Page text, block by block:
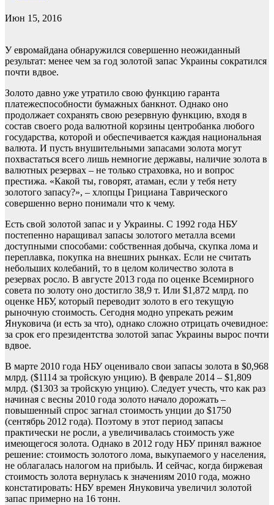
Июн 15, 2016
У евромайдана обнаружился совершенно неожиданный
результат: менее чем за год золотой запас Украины сократился
почти вдвое.
Золото давно уже утратило свою функцию гаранта
платежеспособности бумажных банкнот. Однако оно
продолжает сохранять свою резервную функцию, входя в
состав своего рода валютной корзины центробанка любого
государства, которой и обеспечивается каждая национальная
валюта. И пусть внушительными запасами золота могут
похвастаться всего лишь немногие державы, наличие золота в
валютных резервах – не только страховка, но и вопрос
престижа. «Какой ты, говорят, атаман, если у тебя нету
золотого запасу?», – хлопцы Грициана Таврического
совершенно верно понимали что к чему.
Есть свой золотой запас и у Украины. С 1992 года НБУ
постепенно наращивал запасы золотого металла всеми
доступными способами: собственная добыча, скупка лома и
переплавка, покупка на внешних рынках. Если не считать
небольших колебаний, то в целом количество золота в
резервах росло. В августе 2013 года по оценке Всемирного
совета по золоту оно достигло 38,9 т. Или $1,872 млрд. по
оценке НБУ, который переводит золото в его текущую
рыночную стоимость. Сегодня модно упрекать режим
Януковича (и есть за что), однако сложно отрицать очевидное:
за срок его президентства золотой запас Украины вырос почти
вдвое.
В марте 2010 года НБУ оценивало свои запасы золота в $0,968
млрд. ($1114 за тройскую унцию). В феврале 2014 – $1,809
млрд. ($1303 за тройскую унцию). Следует учесть, что как раз
начиная с весны 2010 года золото начало дорожать –
повышенный спрос загнал стоимость унции до $1750
(сентябрь 2012 года). Поэтому в этот период запасы
практически не росли, а увеличивалась стоимость уже
имеющегося золота. Однако в 2012 году НБУ принял важное
решение: стоимость золотого лома, выкупаемого у населения,
не облагалась налогом на прибыль. И сейчас, когда биржевая
стоимость золота вернулась к значениям 2010 года, можно
констатировать: НБУ времен Януковича увеличил золотой
запас примерно на 16 тонн.